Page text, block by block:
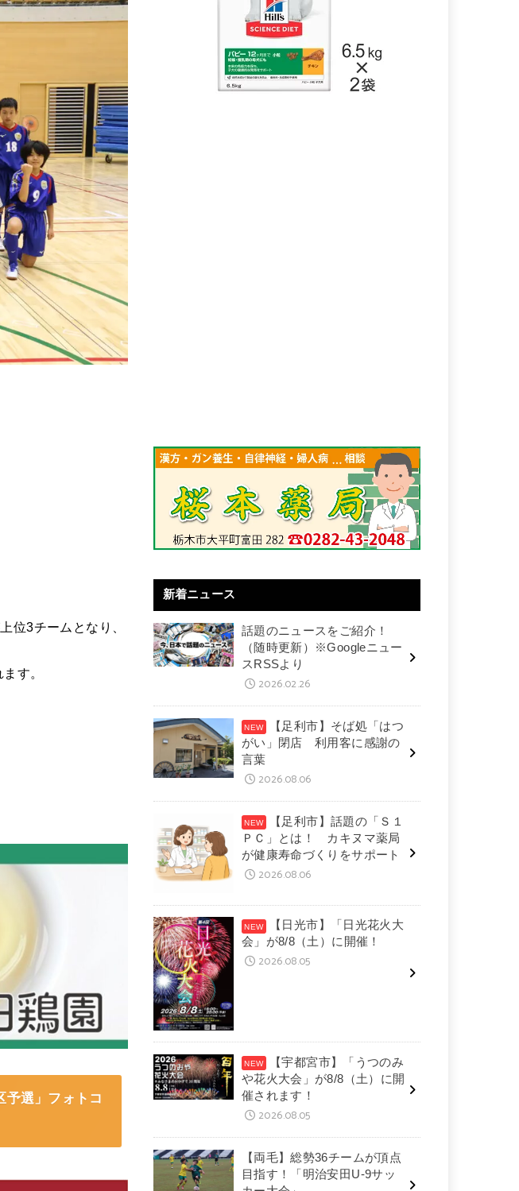
位3チームとなり、
す。
予選」フォトコ
新着ニュース
話題のニュースをご紹介！
（随時更新）※Googleニュー
スRSSより
2026.02.26
【足利市】そば処「はつ
がい」閉店 利用客に感謝の
言葉
2026.08.06
【足利市】話題の「Ｓ１
ＰＣ」とは！ カキヌマ薬局
が健康寿命づくりをサポート
2026.08.06
【日光市】「日光花火大
会」が8/8（土）に開催！
2026.08.05
【宇都宮市】「うつのみ
や花火大会」が8/8（土）に開
催されます！
2026.08.05
【両毛】総勢36チームが頂点
目指す！「明治安田U-9サッ